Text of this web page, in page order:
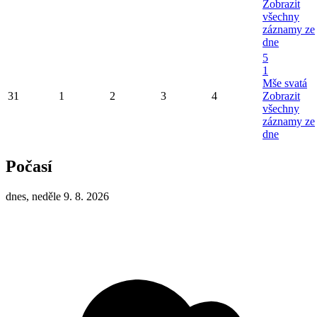
Zobrazit
všechny
záznamy ze
dne
31 1 2 3 4
5
1
Mše svatá
Zobrazit
všechny
záznamy ze
dne
Počasí
dnes, neděle 9. 8. 2026